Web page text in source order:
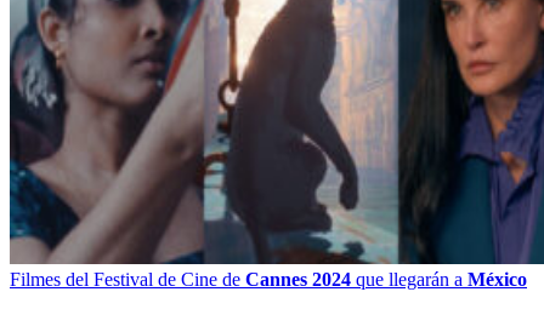
Filmes del Festival de Cine de Cannes 2024 que llegarán a México